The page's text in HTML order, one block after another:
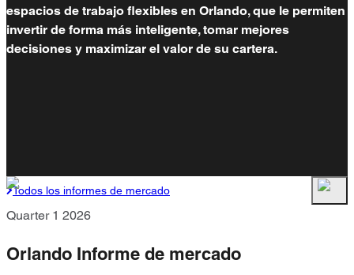
espacios de trabajo flexibles en Orlando, que le permiten
invertir de forma más inteligente, tomar mejores
decisiones y maximizar el valor de su cartera.
Todos los informes de mercado
Quarter 1 2026
Orlando Informe de mercado